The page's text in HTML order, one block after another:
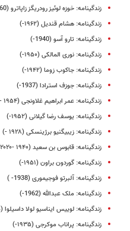
زندگینامه: خوزه لوئیز رودریگز زاپاترو (1960-)
زندگینامه: هشام قندیل (۱۹۶۲-)
زندگینامه: تارو آسو (1940-)
زندگینامه: نوری المالکی (۱۹۵۰-)
زندگینامه: جاکوب زوما (۱۹۴۲-)
زندگینامه: جوزف استرادا (1937-)
زندگینامه: عمر ابراهیم غلاونجی (۱۹۵۴ -)
زندگینامه: یوسف رضا گیلانی (۱۹۵۲-)
زندگینامه: زیبیگنیو برژینسکی (۱۹۲۸ -)
زندگینامه: قابوس بن سعید (۱۹۴۰ -۲۰۲۰)
زندگینامه: گوردون براون (۱۹۵۱-)
زندگینامه: آلبرتو فوجیموری (1938- )
زندگینامه: ملک عبدالله (1962-)
زندگینامه: لوییس ایناسیو لولا داسیلوا (۱۹۴۵-)
زندگینامه: پراناب موکرجی (۱۹۳۵-)